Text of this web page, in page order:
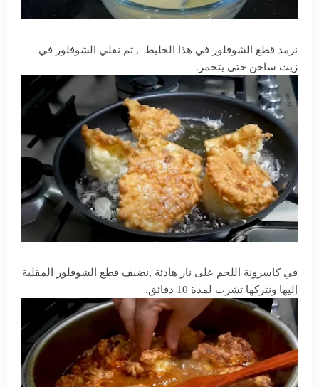
نرمد قطع الشوفلور في هذا الخليط , ثم نقلي الشوفلور في
زيت ساخن حتى يتحمر.
في كاسرونة اللحم على نار هادئة ,نضيف قطع الشوفلور المقلية
إليها ونتركها تشرب لمدة 10 دقائق.